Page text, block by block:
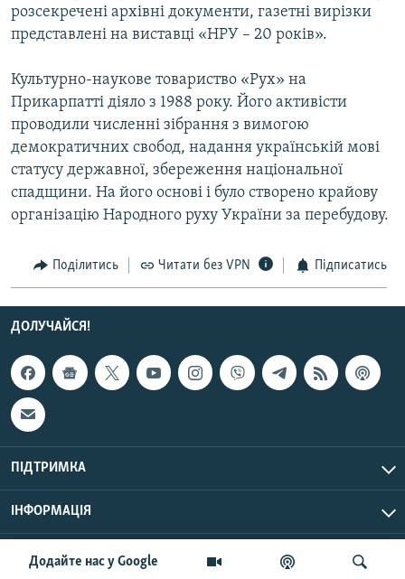
Додайте нас у Google
розсекречені архівні документи, газетні вирізки
представлені на виставці «НРУ – 20 років».
Культурно-наукове товариство «Рух» на
Прикарпатті діяло з 1988 року. Його активісти
проводили численні зібрання з вимогою
демократичних свобод, надання українській мові
статусу державної, збереження національної
спадщини. На його основі і було створено крайову
організацію Народного руху України за перебудову.
Поділитись Читати без VPN Підписатись
ДОЛУЧАЙСЯ!
ПІДТРИМКА
ІНФОРМАЦІЯ
© Радіо Свобода, 2026 | Усі права застережено.
UTC+3